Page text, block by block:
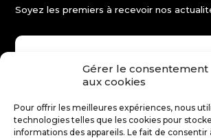
Gérer le consentement
aux cookies
Pour offrir les meilleures expériences, nous
technologies telles que les cookies pour
informations des appareils. Le fait de
Soyez les premiers à recevoir nos
Faire un don
Merci d'encourager le théâtre jeune